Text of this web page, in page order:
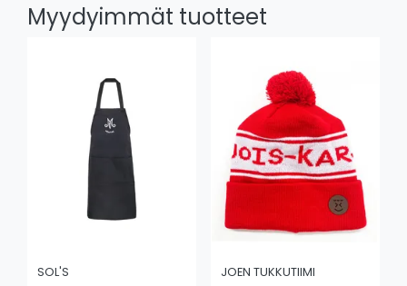
Myydyimmät tuotteet
SOL'S JOEN TUKKUTIIMI